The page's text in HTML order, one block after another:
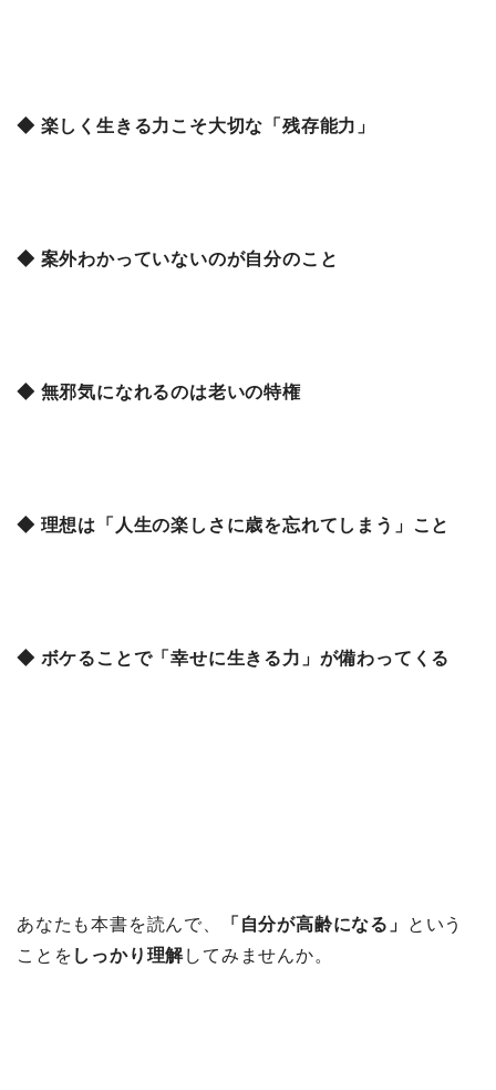
◆ 楽しく生きる力こそ大切な「残存能力」
◆ 案外わかっていないのが自分のこと
◆ 無邪気になれるのは老いの特権
◆ 理想は「人生の楽しさに歳を忘れてしまう」こと
◆ ボケることで「幸せに生きる力」が備わってくる
あなたも本書を読んで、 「自分が高齢になる」
という
ことを しっかり理解してみませんか。